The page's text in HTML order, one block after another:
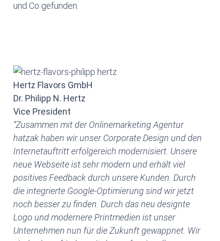
und Co gefunden.
Hertz Flavors GmbH
Dr. Philipp N. Hertz
Vice President
“Zusammen mit der Onlinemarketing Agentur
hatzak haben wir unser Corporate Design und den
Internetauftritt erfolgereich modernisiert. Unsere
neue Webseite ist sehr modern und erhält viel
positives Feedback durch unsere Kunden. Durch
die integrierte Google-Optimierung sind wir jetzt
noch besser zu finden. Durch das neu designte
Logo und modernere Printmedien ist unser
Unternehmen nun für die Zukunft gewappnet. Wir